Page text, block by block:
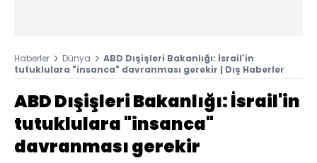
Haberler Dünya
ABD Dışişleri Bakanlığı: İsrail'in
tutuklulara "insanca" davranması gerekir | Dış Haberler
ABD Dışişleri Bakanlığı: İsrail'in
tutuklulara "insanca"
davranması gerekir